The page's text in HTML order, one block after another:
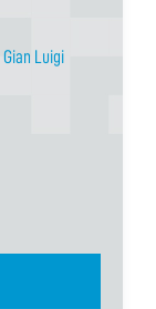
Gian Luigi